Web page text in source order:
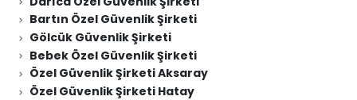
Bartın Özel Güvenlik Şirketi
Gölcük Güvenlik Şirketi
Bebek Özel Güvenlik Şirketi
Özel Güvenlik Şirketi Aksaray
Özel Güvenlik Şirketi Hatay